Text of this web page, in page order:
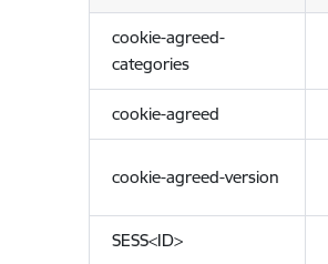
cookie-agreed-
categories
cookie-agreed
cookie-agreed-version
SESS<ID>